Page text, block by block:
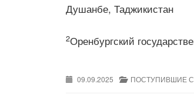
Душанбе, Таджикистан
2Оренбургский
09.09.2025 ПОСТУПИВШИЕ